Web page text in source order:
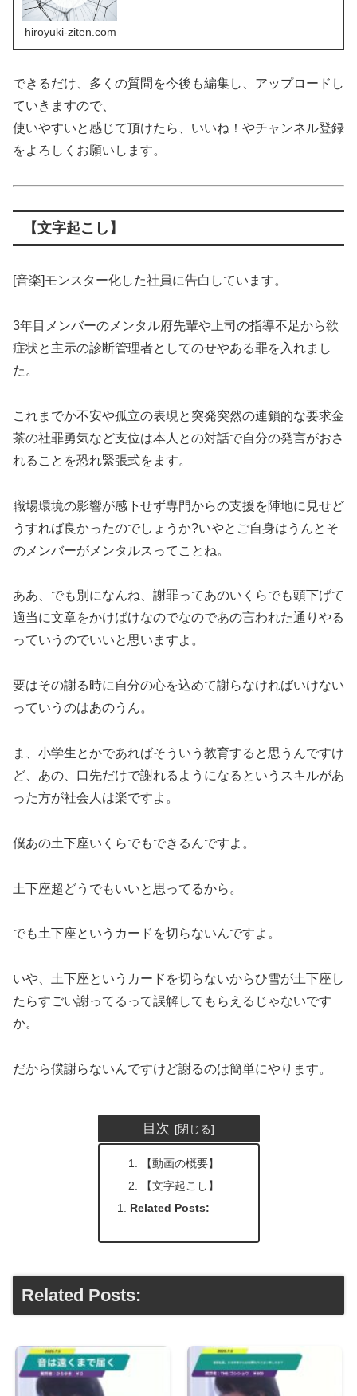
hiroyuki-ziten.com
できるだけ、多くの質問を今後も編集し、アップロードし
ていきますので、
使いやすいと感じて頂けたら、いいね！やチャンネル登録
をよろしくお願いします。
【文字起こし】
[音楽]モンスター化した社員に告白しています。
3年目メンバーのメンタル府先輩や上司の指導不足から欲
症状と主示の診断管理者としてのせやある罪を入れまし
た。
これまでか不安や孤立の表現と突発突然の連鎖的な要求金
茶の社罪勇気など支位は本人との対話で自分の発言がおさ
れることを恐れ緊張式をます。
職場環境の影響が感下せず専門からの支援を陣地に見せど
うすれば良かったのでしょうか?いやとご自身はうんとそ
のメンバーがメンタルスってことね。
ああ、でも別になんね、謝罪ってあのいくらでも頭下げて
適当に文章をかけばけなのでなのであの言われた通りやる
っていうのでいいと思いますよ。
要はその謝る時に自分の心を込めて謝らなければいけない
っていうのはあのうん。
ま、小学生とかであればそういう教育すると思うんですけ
ど、あの、口先だけで謝れるようになるというスキルがあ
った方が社会人は楽ですよ。
僕あの土下座いくらでもできるんですよ。
土下座超どうでもいいと思ってるから。
でも土下座というカードを切らないんですよ。
いや、土下座というカードを切らないからひ雪が土下座し
たらすごい謝ってるって誤解してもらえるじゃないです
か。
だから僕謝らないんですけど謝るのは簡単にやります。
目次
【動画の概要】
【文字起こし】
Related Posts:
Related Posts: